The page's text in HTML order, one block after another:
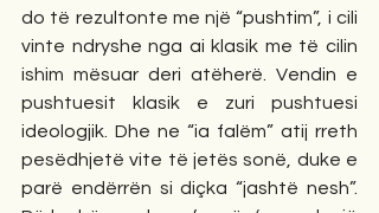
do të rezultonte me një “pushtim”, i cili
vinte ndryshe nga ai klasik me të cilin
ishim mësuar deri atëherë. Vendin e
pushtuesit klasik e zuri pushtuesi
ideologjik. Dhe ne “ia falëm” atij rreth
pesëdhjetë vite të jetës sonë, duke e
parë endërrën si diçka “jashtë nesh”.